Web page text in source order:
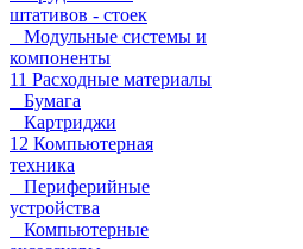
штативов - стоек
Модульные системы и
компоненты
11 Расходные материалы
Бумага
Картриджи
12 Компьютерная
техника
Периферийные
устройства
Компьютерные